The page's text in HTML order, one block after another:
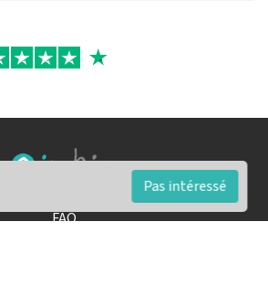
Pas intéressé
FAQ